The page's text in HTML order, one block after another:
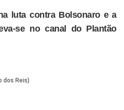
luta contra Bolsonaro e a
se no canal do Plantão